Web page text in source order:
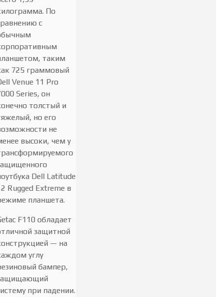
По
с
таким
725 граммовый
Venue 11 Pro
Series, он
толстый и
но его
не
высоки, чем у
Dell Latitude
Rugged Extreme в
планшета.
F110 обладает
защитной
— на
углу
бампер,
при падении.